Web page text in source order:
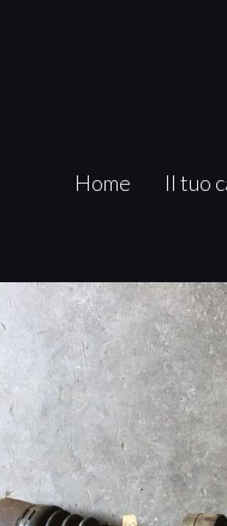
Home Il tuo